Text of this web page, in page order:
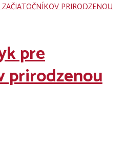
pre
prirodzenou